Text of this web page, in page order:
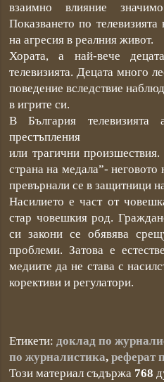
взаимно влияние
Показването по
на агресия в реалния живот.
Хората, а най-вече
телевизията. Децата много
поведение вследствие
в игрите си.
В България телевизията
престъпления
или трагични
страна на медала”- неговото
превърнали се в защитници
Насилието е част от
стар човешкия род.
си закони се обявява
проблеми. Затова е
медиите да не става с
корективи и регулатори.
Етикети: доклад по
по журналистика, реферат
Този материал съдържа 768